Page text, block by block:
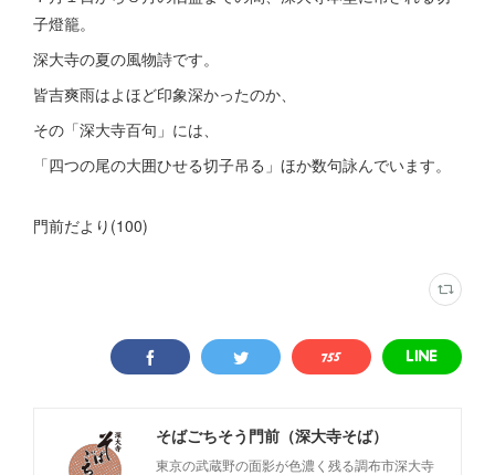
子燈籠。
深大寺の夏の風物詩です。
皆吉爽雨はよほど印象深かったのか、
その「深大寺百句」には、
「四つの尾の大囲ひせる切子吊る」ほか数句詠んでいます。
門前だより (100)
そばごちそう門前（深大寺そば）
東京の武蔵野の面影が色濃く残る調布市深大寺